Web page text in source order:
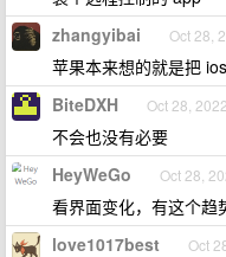
zhangyibai Oct 28,
苹果本来想的就是把
BiteDXH Oct 28, 2022
不会也没有必要
HeyWeGo Oct 28,
看界面变化，有这个趋
love1017best Oct